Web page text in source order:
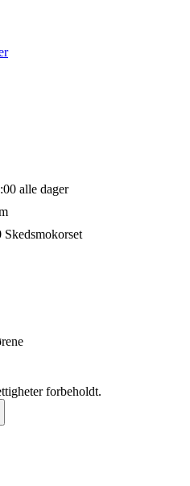
alle dager
forbeholdt.